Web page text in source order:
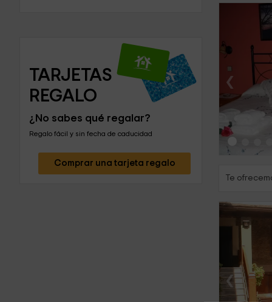
TARJETAS
REGALO
¿No sabes qué regalar?
Regalo fácil y sin fecha de caducidad
Comprar una tarjeta regalo
‹
Te
‹